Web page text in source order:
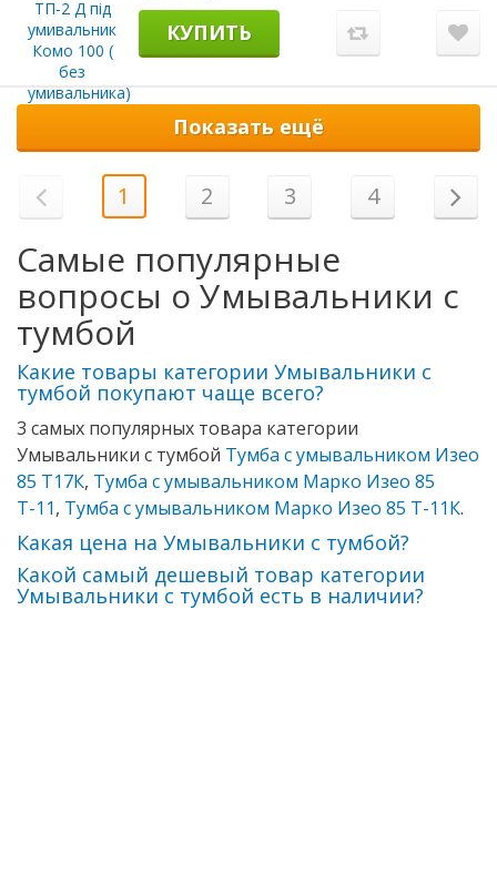
КУПИТЬ
Показать ещё
1 2 3 4
Самые популярные
вопросы о Умывальники с
тумбой
Какие товары категории Умывальники с
тумбой покупают чаще всего?
3 самых популярных товара категории
Умывальники с тумбой Тумба с умывальником Изео
85 Т17К, Тумба с умывальником Марко Изео 85
Т-11, Тумба с умывальником Марко Изео 85 Т-11К.
Какая цена на Умывальники с тумбой?
Какой самый дешевый товар категории
Умывальники с тумбой есть в наличии?